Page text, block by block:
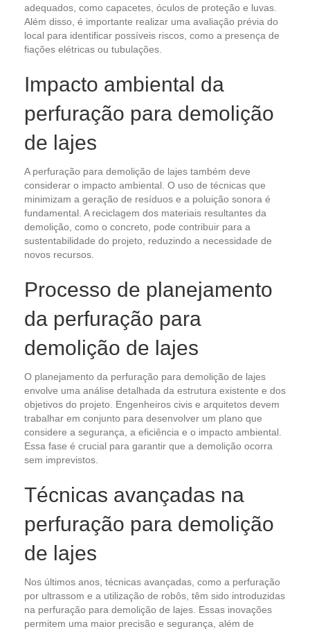
adequados, como capacetes, óculos de proteção e luvas.
Além disso, é importante realizar uma avaliação prévia do
local para identificar possíveis riscos, como a presença de
fiações elétricas ou tubulações.
Impacto ambiental da
perfuração para demolição
de lajes
A perfuração para demolição de lajes também deve
considerar o impacto ambiental. O uso de técnicas que
minimizam a geração de resíduos e a poluição sonora é
fundamental. A reciclagem dos materiais resultantes da
demolição, como o concreto, pode contribuir para a
sustentabilidade do projeto, reduzindo a necessidade de
novos recursos.
Processo de planejamento
da perfuração para
demolição de lajes
O planejamento da perfuração para demolição de lajes
envolve uma análise detalhada da estrutura existente e dos
objetivos do projeto. Engenheiros civis e arquitetos devem
trabalhar em conjunto para desenvolver um plano que
considere a segurança, a eficiência e o impacto ambiental.
Essa fase é crucial para garantir que a demolição ocorra
sem imprevistos.
Técnicas avançadas na
perfuração para demolição
de lajes
Nos últimos anos, técnicas avançadas, como a perfuração
por ultrassom e a utilização de robôs, têm sido introduzidas
na perfuração para demolição de lajes. Essas inovações
permitem uma maior precisão e segurança, além de